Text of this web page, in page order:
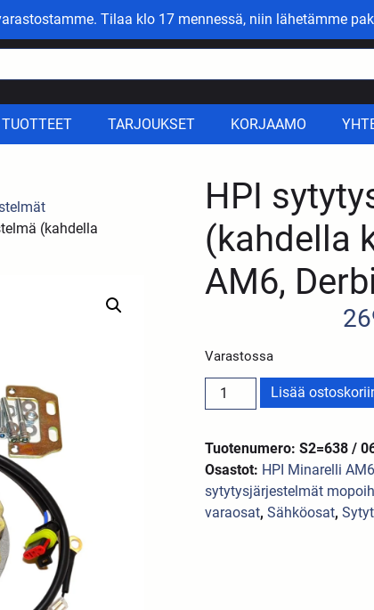
Tilaa klo 17 mennessä, niin lähetämme
TARJOUKSET KORJAAMO
(kahdella
HPI
(kahdella
AM6,
Varastossa
Lisää
Tuotenumero: S2=638 /
Osastot: HPI Minarelli AM6
sytytysjärjestelmät
varaosat,Sähköosat,